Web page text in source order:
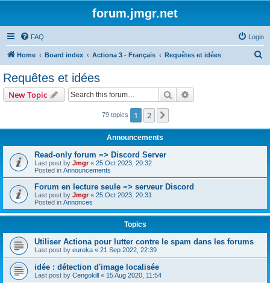
forum.jmgr.net
FAQ Login
Home Board index Actiona 3 - Français Requêtes et idées
Requêtes et idées
New Topic Search
79 topics 1 2
Announcements
Read-only forum => Discord Server
Last post by Jmgr« 25 Oct 2023, 20:32
Posted in Announcements
Forum en lecture seule => serveur Discord
Last post by Jmgr« 25 Oct 2023, 20:31
Posted in Annonces
Topics
Utiliser Actiona pour lutter contre le spam dans les forums
Last post by eureka « 21 Sep 2022, 22:39
idée : détection d'image localisée
Last post by Cengokill « 15 Aug 2020, 11:54